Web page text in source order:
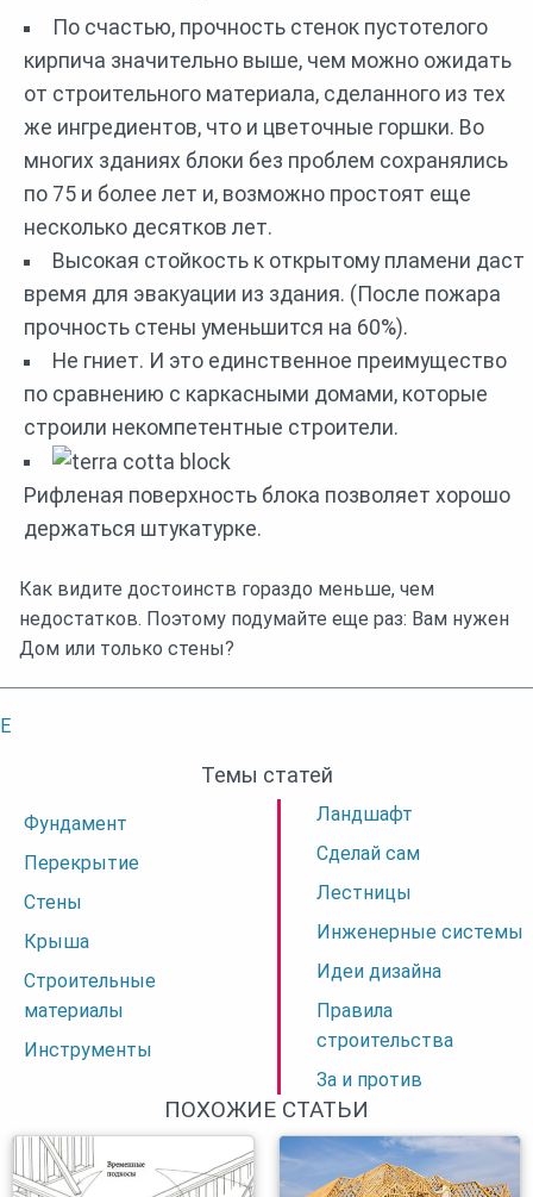
По счастью, прочность стенок пустотелого
кирпича значительно выше, чем можно ожидать
от строительного материала, сделанного из тех
же ингредиентов, что и цветочные горшки. Во
многих зданиях блоки без проблем сохранялись
по 75 и более лет и, возможно простоят еще
несколько десятков лет.
Высокая стойкость к открытому пламени даст
время для эвакуации из здания. (После пожара
прочность стены уменьшится на 60%).
Не гниет. И это единственное преимущество
по сравнению с каркасными домами, которые
строили некомпетентные строители.
Рифленая поверхность блока позволяет хорошо
держаться штукатурке.
Как видите достоинств гораздо меньше, чем
недостатков. Поэтому подумайте еще раз: Вам нужен
Дом или только стены?
E
Темы статей
Фундамент
Перекрытие
Стены
Крыша
Строительные
материалы
Инструменты
Ландшафт
Сделай сам
Лестницы
Инженерные системы
Идеи дизайна
Правила
строительства
За и против
ПОХОЖИЕ СТАТЬИ